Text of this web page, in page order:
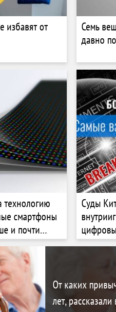
избавят от
Семь
давно
технологию
смартфоны
и почти
на экране
Суды
От каких
лет,